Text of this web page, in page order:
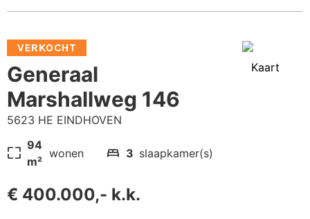
VERKOCHT
Generaal
Marshallweg 146
5623 HE EINDHOVEN
pageless 94
m²
wonen bed 3 slaapkamer(s)
€ 400.000,- k.k.
Kaart